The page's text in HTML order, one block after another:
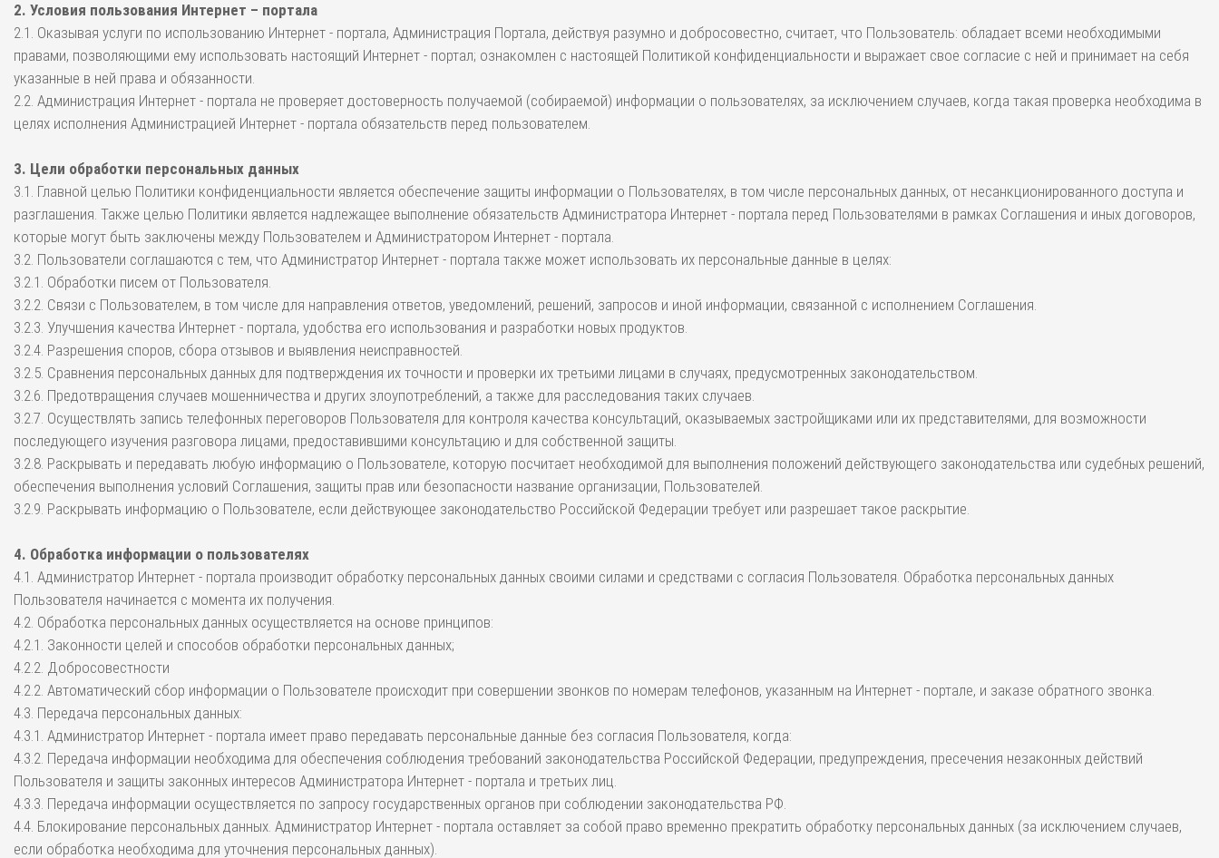
2. Условия пользования Интернет – портала
2.1. Оказывая услуги по использованию Интернет - портала, Администрация Портала, действуя разумно и добросовестно, считает, что Пользователь: обладает всеми необходимыми
правами, позволяющими ему использовать настоящий Интернет - портал; ознакомлен с настоящей Политикой конфиденциальности и выражает свое согласие с ней и принимает на себя
указанные в ней права и обязанности.
2.2. Администрация Интернет - портала не проверяет достоверность получаемой (собираемой) информации о пользователях, за исключением случаев, когда такая проверка необходима в
целях исполнения Администрацией Интернет - портала обязательств перед пользователем.
3. Цели обработки персональных данных
3.1. Главной целью Политики конфиденциальности является обеспечение защиты информации о Пользователях, в том числе персональных данных, от несанкционированного доступа и
разглашения. Также целью Политики является надлежащее выполнение обязательств Администратора Интернет - портала перед Пользователями в рамках Соглашения и иных договоров,
которые могут быть заключены между Пользователем и Администратором Интернет - портала.
3.2. Пользователи соглашаются с тем, что Администратор Интернет - портала также может использовать их персональные данные в целях:
3.2.1. Обработки писем от Пользователя.
3.2.2. Связи с Пользователем, в том числе для направления ответов, уведомлений, решений, запросов и иной информации, связанной с исполнением Соглашения.
3.2.3. Улучшения качества Интернет - портала, удобства его использования и разработки новых продуктов.
3.2.4. Разрешения споров, сбора отзывов и выявления неисправностей.
3.2.5. Сравнения персональных данных для подтверждения их точности и проверки их третьими лицами в случаях, предусмотренных законодательством.
3.2.6. Предотвращения случаев мошенничества и других злоупотреблений, а также для расследования таких случаев.
3.2.7. Осуществлять запись телефонных переговоров Пользователя для контроля качества консультаций, оказываемых застройщиками или их представителями, для возможности
последующего изучения разговора лицами, предоставившими консультацию и для собственной защиты.
3.2.8. Раскрывать и передавать любую информацию о Пользователе, которую посчитает необходимой для выполнения положений действующего законодательства или судебных решений,
обеспечения выполнения условий Соглашения, защиты прав или безопасности название организации, Пользователей.
3.2.9. Раскрывать информацию о Пользователе, если действующее законодательство Российской Федерации требует или разрешает такое раскрытие.
4. Обработка информации о пользователях
4.1. Администратор Интернет - портала производит обработку персональных данных своими силами и средствами с согласия Пользователя. Обработка персональных данных
Пользователя начинается с момента их получения.
4.2. Обработка персональных данных осуществляется на основе принципов:
4.2.1. Законности целей и способов обработки персональных данных;
4.2.2. Добросовестности
4.2.2. Автоматический сбор информации о Пользователе происходит при совершении звонков по номерам телефонов, указанным на Интернет - портале, и заказе обратного звонка.
4.3. Передача персональных данных:
4.3.1. Администратор Интернет - портала имеет право передавать персональные данные без согласия Пользователя, когда:
4.3.2. Передача информации необходима для обеспечения соблюдения требований законодательства Российской Федерации, предупреждения, пресечения незаконных действий
Пользователя и защиты законных интересов Администратора Интернет - портала и третьих лиц.
4.3.3. Передача информации осуществляется по запросу государственных органов при соблюдении законодательства РФ.
4.4. Блокирование персональных данных. Администратор Интернет - портала оставляет за собой право временно прекратить обработку персональных данных (за исключением случаев,
если обработка необходима для уточнения персональных данных).